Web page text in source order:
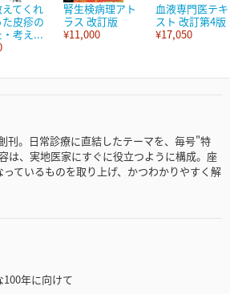
てくれ
皮疹の
考え...
腎生検病理アト
ラス 改訂版
¥11,000
血液専門医テキ
スト 改訂第4版
¥17,050
刊。日常診療に直結したテーマを、毎号"特
は、実地医家にすぐに役立つように構成。座
ているものを取り上げ、かつわかりやすく解
年に向けて